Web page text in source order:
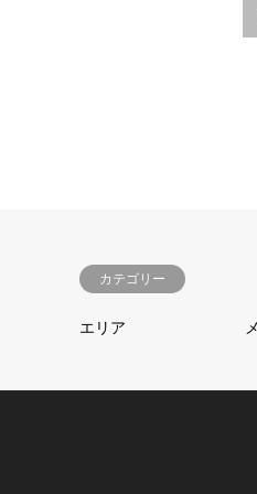
カテゴリー
エリア